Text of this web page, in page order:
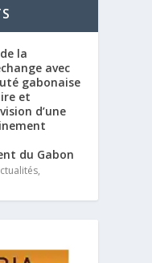
la
avec
gabonaise
et
d’une
du Gabon
,